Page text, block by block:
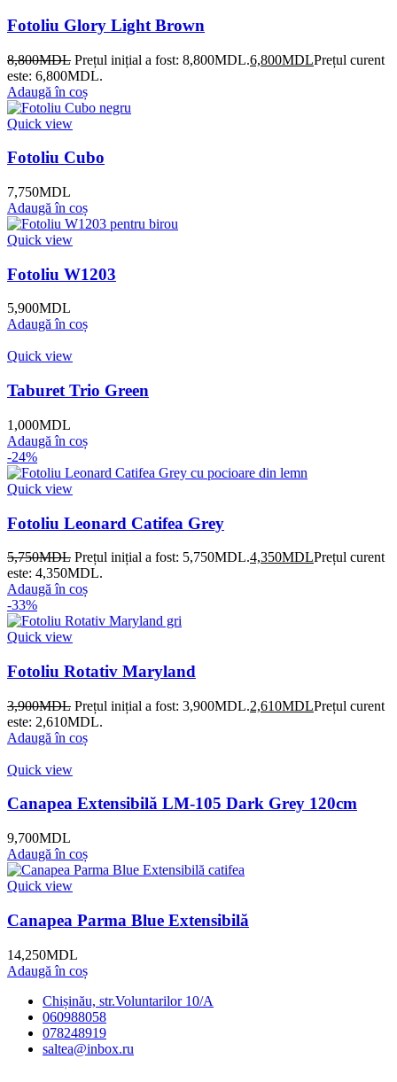
Fotoliu Glory Light Brown
8,800MDL Prețul inițial a fost: 8,800MDL.6,800MDLPrețul curent
este: 6,800MDL.
Adaugă în coș
Quick view
Fotoliu Cubo
7,750MDL
Adaugă în coș
Quick view
Fotoliu W1203
5,900MDL
Adaugă în coș
Quick view
Taburet Trio Green
1,000MDL
Adaugă în coș
-24%
Quick view
Fotoliu Leonard Catifea Grey
5,750MDL Prețul inițial a fost: 5,750MDL.4,350MDLPrețul curent
este: 4,350MDL.
Adaugă în coș
-33%
Quick view
Fotoliu Rotativ Maryland
3,900MDL Prețul inițial a fost: 3,900MDL.2,610MDLPrețul curent
este: 2,610MDL.
Adaugă în coș
Quick view
Canapea Extensibilă LM-105 Dark Grey 120cm
9,700MDL
Adaugă în coș
Quick view
Canapea Parma Blue Extensibilă
14,250MDL
Adaugă în coș
Chișinău, str.Voluntarilor 10/A
060988058
078248919
saltea@inbox.ru